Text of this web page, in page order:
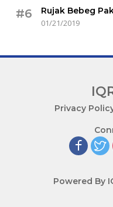
#6
Rujak Bebeg
01/21/2019
Privacy
Powered By